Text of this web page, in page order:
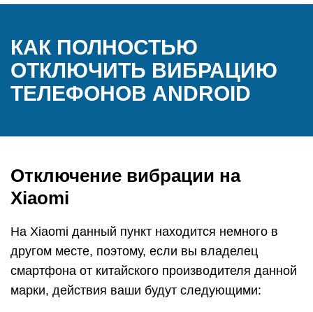
КАК ПОЛНОСТЬЮ
ОТКЛЮЧИТЬ ВИБРАЦИЮ
ТЕЛЕФОНОВ ANDROID
Отключение вибрации на
Xiaomi
На Xiaomi данный пункт находится немного в
другом месте, поэтому, если вы владелец
смартфона от китайского производителя данной
марки, действия ваши будут следующими: